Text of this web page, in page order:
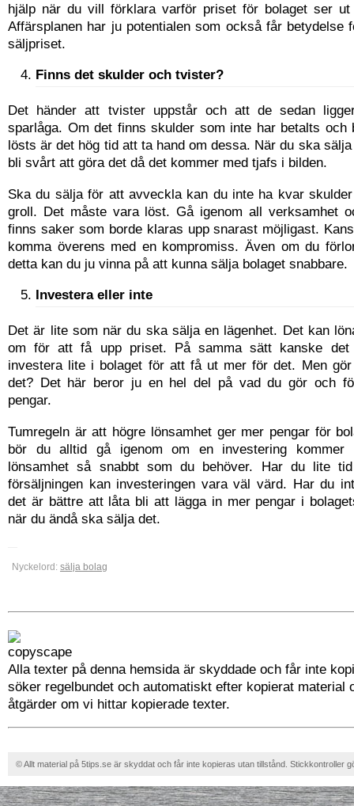
hjälp när du vill förklara varför priset för bolaget ser
Affärsplanen har ju potentialen som också får betydelse
säljpriset.
Finns det skulder och tvister?
Det händer att tvister uppstår och att de sedan
sparlåga. Om det finns skulder som inte har betalts och
lösts är det hög tid att ta hand om dessa. När du ska
bli svårt att göra det då det kommer med tjafs i bilden.
Ska du sälja för att avveckla kan du inte ha kvar
groll. Det måste vara löst. Gå igenom all verksamhet
finns saker som borde klaras upp snarast möjligast.
komma överens med en kompromiss. Även om du
detta kan du ju vinna på att kunna sälja bolaget snabbare.
Investera eller inte
Det är lite som när du ska sälja en lägenhet. Det kan
om för att få upp priset. På samma sätt kanske
investera lite i bolaget för att få ut mer för det. Men
det? Det här beror ju en hel del på vad du gör och
pengar.
Tumregeln är att högre lönsamhet ger mer pengar för
bör du alltid gå igenom om en investering kommer
lönsamhet så snabbt som du behöver. Har du lite
försäljningen kan investeringen vara väl värd. Har du
det är bättre att låta bli att lägga in mer pengar i
när du ändå ska sälja det.
Nyckelord: sälja bolag
Alla texter på denna hemsida är skyddade och får inte
söker regelbundet och automatiskt efter kopierat material
åtgärder om vi hittar kopierade texter.
© Allt material på 5tips.se är skyddat och får inte kopieras utan tillstånd. Stickkontroller